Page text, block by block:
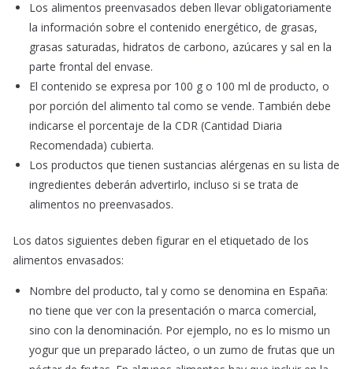
Los alimentos preenvasados deben llevar obligatoriamente
la información sobre el contenido energético, de grasas,
grasas saturadas, hidratos de carbono, azúcares y sal en la
parte frontal del envase.
El contenido se expresa por 100 g o 100 ml de producto, o
por porción del alimento tal como se vende. También debe
indicarse el porcentaje de la CDR (Cantidad Diaria
Recomendada) cubierta.
Los productos que tienen sustancias alérgenas en su lista de
ingredientes deberán advertirlo, incluso si se trata de
alimentos no preenvasados.
Los datos siguientes deben figurar en el etiquetado de los
alimentos envasados:
Nombre del producto, tal y como se denomina en España:
no tiene que ver con la presentación o marca comercial,
sino con la denominación. Por ejemplo, no es lo mismo un
yogur que un preparado lácteo, o un zumo de frutas que un